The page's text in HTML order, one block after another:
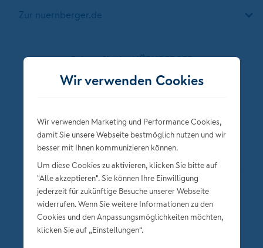
Zur nuernberger.de
Folgen Sie der NÜRNBERGER
Datenschutz
Impressum
Privatsphäre-Einstellungen
Wir verwenden Cookies
Wir verwenden Marketing und Performance Cookies,
damit Sie unsere Webseite bestmöglich nutzen und wir
besser mit Ihnen kommunizieren können.
Um diese Cookies zu aktivieren, klicken Sie bitte auf
"Alle akzeptieren". Sie können Ihre Einwilligung
jederzeit für zukünftige Besuche unserer Webseite
widerrufen. Wenn Sie weitere Informationen zu den
Cookies und den Anpassungsmöglichkeiten möchten,
klicken Sie auf „Einstellungen“.